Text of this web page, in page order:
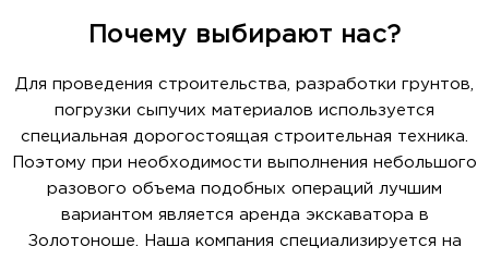
Почему выбирают нас?
Для проведения строительства, разработки грунтов,
погрузки сыпучих материалов используется
специальная дорогостоящая строительная техника.
Поэтому при необходимости выполнения небольшого
разового объема подобных операций лучшим
вариантом является аренда экскаватора в
Золотоноше. Наша компания специализируется на